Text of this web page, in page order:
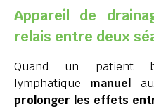
Appareil de
relais entre deux
Quand un patient
lymphatique manuel
prolonger les effets